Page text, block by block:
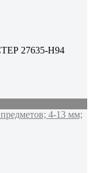
27635-H94